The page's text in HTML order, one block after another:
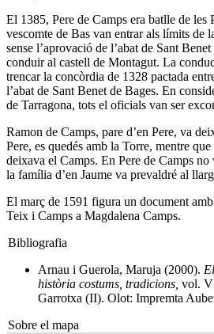
El 1385, Pere de Camps era batlle de les
vescomte de Bas van entrar als límits de
sense l’aprovació de l’abat de Sant
conduir al castell de Montagut. La
trencar la concòrdia de 1328 pactada
l’abat de Sant Benet de Bages. En
de Tarragona, tots el oficials van ser
Ramon de Camps, pare d’en Pere, va
Pere, es quedés amb la Torre, mentre
deixava el Camps. En Pere de Camps
la família d’en Jaume va prevaldré al
El març de 1591 figura un document
Teix i Camps a Magdalena Camps.
Bibliografia
Arnau i Guerola, Maruja (2000).
història costums, tradicions, vol.
Garrotxa (II). Olot: Impremta
Sobre el mapa